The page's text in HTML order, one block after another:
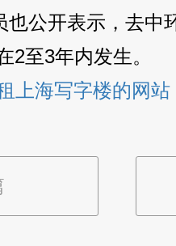
也公开表示，去中
2至3年内发生。
上海写字楼的网站